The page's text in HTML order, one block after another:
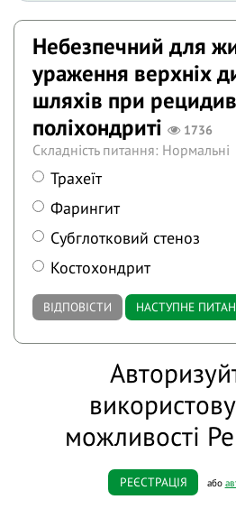
Небезпечний для
ураження верхніх
шляхів при
поліхондриті
1736
Складність питання: Нормальні
Трахеїт
Фарингит
Субглотковий стеноз
Костохондрит
ВІДПОВІСТИ НАСТУПНЕ
можливості
РЕЄСТРАЦІЯ або